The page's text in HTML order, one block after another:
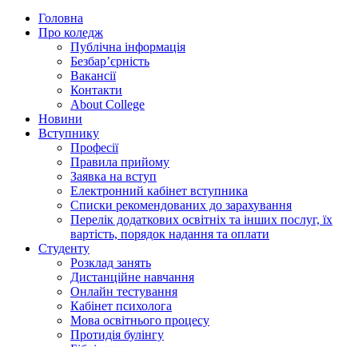
Головна
Про коледж
Публічна інформація
Безбар’єрність
Вакансії
Контакти
About College
Новини
Вступнику
Професії
Правила прийому
Заявка на вступ
Електронний кабінет вступника
Списки рекомендованих до зарахування
Перелік додаткових освітніх та інших послуг, їх
вартість, порядок надання та оплати
Студенту
Розклад занять
Дистанційне навчання
Онлайн тестування
Кабінет психолога
Мова освітнього процесу
Протидія булінгу